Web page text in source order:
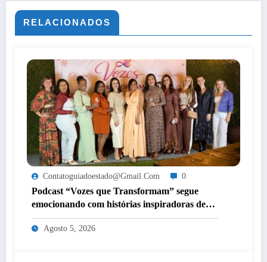
RELACIONADOS
Contatoguiadoestado@gmail.com 0
Podcast “Vozes que Transformam” segue
emocionando com histórias inspiradoras de
mulheres de Itaperuna
Agosto 5, 2026